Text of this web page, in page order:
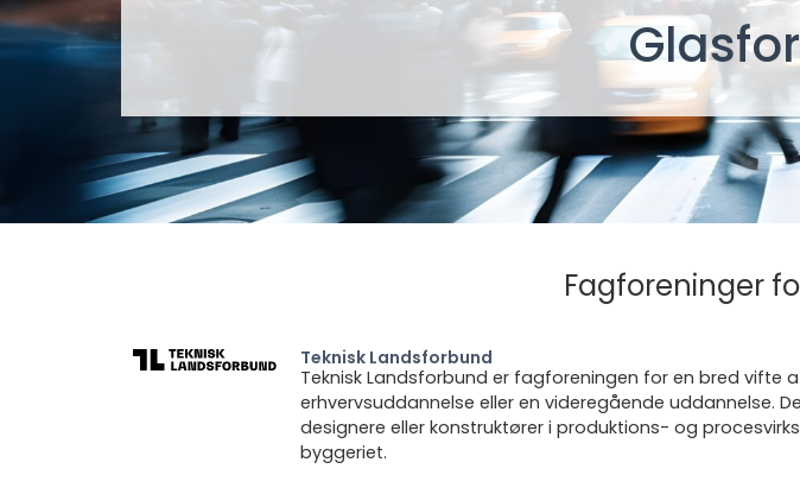
Fagforeninger
Teknisk Landsforbund
Teknisk Landsforbund er fagforeningen for en bred vifte
erhvervsuddannelse eller en videregående uddannelse.
designere eller konstruktører i produktions- og
byggeriet.